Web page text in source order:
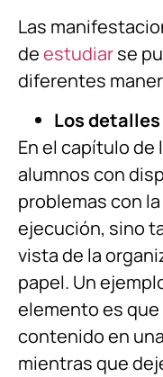
Las
deestudiarse
diferentes
Los
En el capítulo de
alumnos con
problemas con la
ejecución, sino
vista de la
papel. Un
elemento es
contenido en
mientras que